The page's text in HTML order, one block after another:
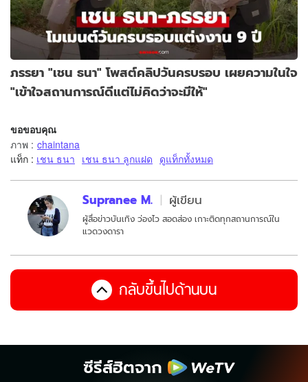
ภรรยา "เชน ธนา" โพสต์คลิปวันครบรอบ เผยความในใจ
"เข้าใจสถานการณ์ดีแต่ไม่คิดว่าจะมีให้"
ขอขอบคุณ
ภาพ : chaintana
แท็ก : เชน ธนา เชน ธนา ลูกแฝด ดูแท็กทั้งหมด
Supranee M. ผู้เขียน
ผู้สื่อข่าวบันเทิง ว่องไว สอดส่อง เกาะติดทุกสถานการณ์ใน
แวดวงดารา
กลับขึ้นไปด้านบน
ซีรีส์ฮิตจาก